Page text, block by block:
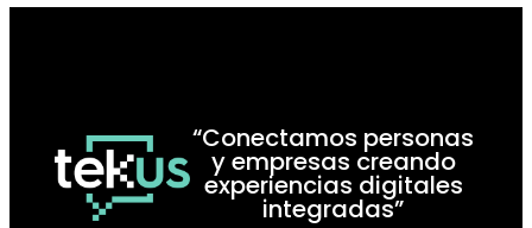
“Conectamos personas
y empresas creando
experiencias digitales
integradas”